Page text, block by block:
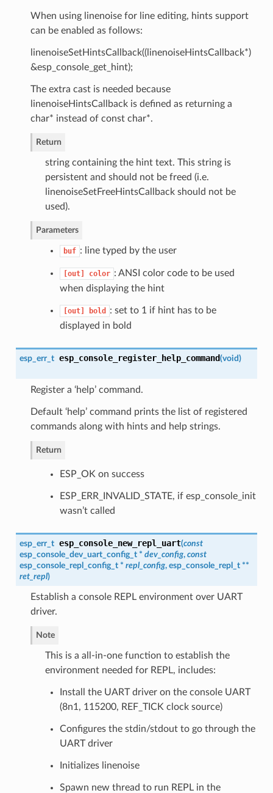
When using linenoise for line editing, hints support
can be enabled as follows:
linenoiseSetHintsCallback((linenoiseHintsCallback*)
&esp_console_get_hint);
The extra cast is needed because
linenoiseHintsCallback is defined as returning a
char* instead of const char*.
Return
string containing the hint text. This string is
persistent and should not be freed (i.e.
linenoiseSetFreeHintsCallback should not be
used).
Parameters
buf : line typed by the user
[out] color : ANSI color code to be used
when displaying the hint
[out] bold
: set to 1 if hint has to be
displayed in bold
esp_err_t esp_console_register_help_command(void)
Register a ‘help’ command.
Default ‘help’ command prints the list of registered
commands along with hints and help strings.
Return
ESP_OK on success
ESP_ERR_INVALID_STATE, if esp_console_init
wasn’t called
esp_err_t esp_console_new_repl_uart(const
esp_console_dev_uart_config_t* dev_config, const
esp_console_repl_config_t* repl_config, esp_console_repl_t**
ret_repl)
Establish a console REPL environment over UART
driver.
Note
This is a all-in-one function to establish the
environment needed for REPL, includes:
Install the UART driver on the console UART
(8n1, 115200, REF_TICK clock source)
Configures the stdin/stdout to go through the
UART driver
Initializes linenoise
Spawn new thread to run REPL in the